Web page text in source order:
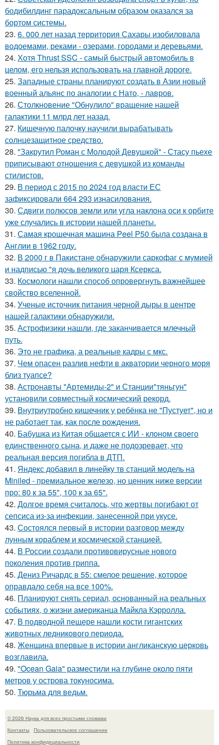
бодибилдинг парадоксальным образом оказался за
бортом системы.
23. 6. 000 лет назад территория Сахары изобиловала
водоемами, реками - озерами, городами и деревьями.
24. Хотя Thrust SSC - самый быстрый автомобиль в
целом, его нельзя использовать на главной дороге.
25. Западные страны планируют создать в Азии новый
военный альянс по аналогии с Нато, - лавров.
26. Столкновение "Обнулило" вращение нашей
галактики 11 млрд лет назад.
27. Кишечную палочку научили вырабатывать
солнцезащитное средство.
28. "Закрутил Роман с Молодой Девушкой" - Стасу пьехе
приписывают отношения с девушкой из команды
стилистов.
29. В период с 2015 по 2024 год власти ЕС
зафиксировали 664 293 изнасилования.
30. Сдвиги полюсов земли или угла наклона оси к орбите
уже случались в истории нашей планеты.
31. Самая крошечная машина Peel P50 была создана в
Англии в 1962 году.
32. В 2000 г в Пакистане обнаружили саркофаг с мумией
и надписью "я дочь великого царя Ксеркса.
33. Космологи нашли способ опровергнуть важнейшее
свойство вселенной.
34. Ученые источник питания черной дыры в центре
нашей галактики обнаружили.
35. Астрофизики нашли, где заканчивается млечный
путь.
36. Это не графика, а реальные кадры с мкс.
37. Чем опасен разлив нефти в акватории черного моря
близ туапсе?
38. Астронавты "Артемиды-2" и Станции"тяньгун"
установили совместный космический рекорд.
39. Внутриутробно кишечник у ребёнка не "Пустует", но и
не работает так, как после рождения.
40. Бабушка из Китая общается с ИИ - клоном своего
единственного сына, и даже не подозревает, что
реальная версия погибла в ДТП.
41. Яндекс добавил в линейку тв станций модель на
Miniled - премиальное железо, но ценник ниже версии
про: 80 к за 55", 100 к за 65".
42. Долгое время считалось, что жертвы погибают от
сепсиса из-за инфекции, занесенной при укусе.
43. Состоялся первый в истории разговор между
лунным кораблем и космической станцией.
44. В России создали противовирусные нового
поколения против гриппа.
45. Дениз Ричардс в 55: смелое решение, которое
оправдало себя на все 100%.
46. Планируют снять сериал, основанный на реальных
событиях, о жизни американца Майкла Кэрролла.
47. В подводной пещере нашли кости гигантских
животных ледникового периода.
48. Женщина впервые в истории англиканскую церковь
возглавила.
49. "Ocean Gaia" разместили на глубине около пяти
метров у острова токуносима.
50. Тюрьма для ведьм.
© 2026 Наука для всех простыми словами
Контакты
Пользовательское соглашение
Политика конфидециальности